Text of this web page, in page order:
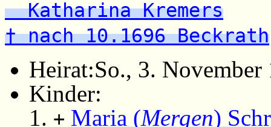
Katharina Kremers
† nach 10.1696 Beckrath
Heirat:So., 3.
Kinder:
+ Maria (Mergen)